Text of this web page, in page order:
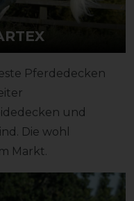
Pferdedecken
und
Die wohl
Markt.